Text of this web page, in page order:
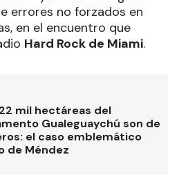
errores no forzados en
en el encuentro que
Hard Rock de Miami.
mil hectáreas del
Gualeguaychú son de
el caso emblemático
de Méndez